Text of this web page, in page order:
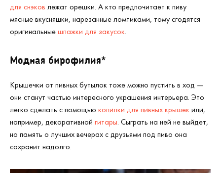
для снэков лежат орешки. А кто предпочитает к пиву
мясные вкусняшки, нарезанные ломтиками, тому сгодятся
оригинальныешпажки для закусок.
Модная бирофилия*
Крышечки от пивных бутылок тоже можно пустить в ход —
они станут частью интересного украшения интерьера. Это
легко сделать с помощью копилки для пивных крышекили,
например, декоративной гитары. Сыграть на ней не выйдет,
но память о лучших вечерах с друзьями под пиво она
сохранит надолго.